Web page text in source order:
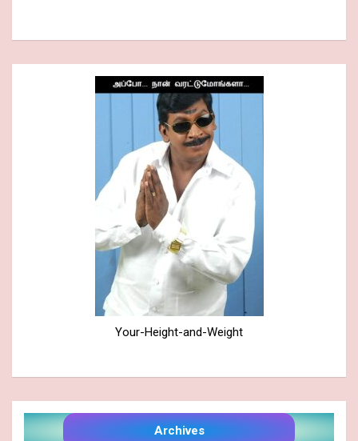
Your-Height-and-Weight
Archives